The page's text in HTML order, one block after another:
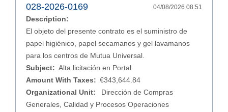
04/08/2026 08:51
028-2026-0169
Description:
El objeto del presente contrato es el suministro de
papel higiénico, papel secamanos y gel lavamanos
para los centros de Mutua Universal.
Subject: Alta licitación en Portal
Amount With Taxes: €343,644.84
Organizational Unit:
Dirección de Compras
Generales, Calidad y Procesos Operaciones